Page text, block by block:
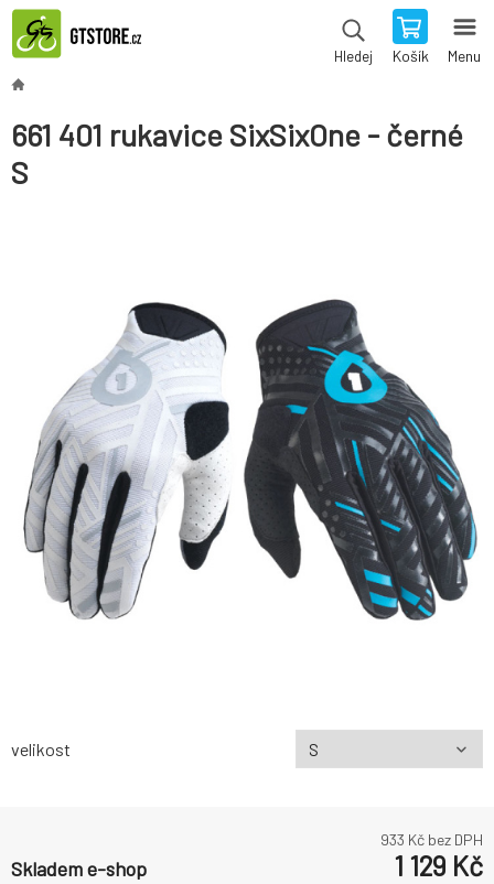
Hledej Košík Menu
661 401 rukavice SixSixOne - černé
S
velikost
933 Kč bez DPH
Skladem e-shop 1 129 Kč